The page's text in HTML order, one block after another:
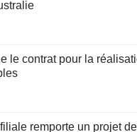
le contrat pour la
remporte un projet